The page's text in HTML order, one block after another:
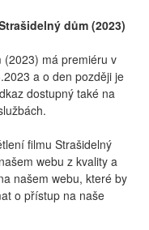
dům (2023)
(2023) má premiéru v
a o den později je
dostupný také na
filmu Strašidelný
webu z kvality a
našem webu, které by
o přístup na naše